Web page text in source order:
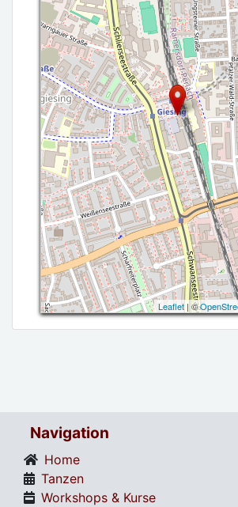
Leaflet | ©
Navigation
Home
Tanzen
Workshops & Kurse